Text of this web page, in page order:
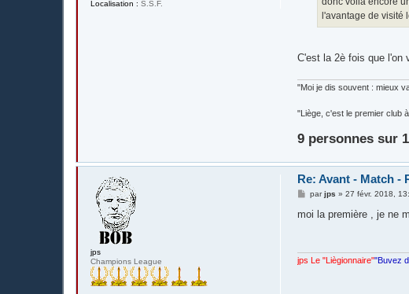
Localisation : S.S.F.
l'avantage de visité
C'est la 2è fois que l'on
"Moi je dis souvent : mieux
"Liège, c'est le premier club
9 personnes sur
jps
Champions League
Re: Avant - Match -
M
s
parjps »27 févr. 2018,
moi la première , je ne
jps Le "Liègionnaire""Buvez